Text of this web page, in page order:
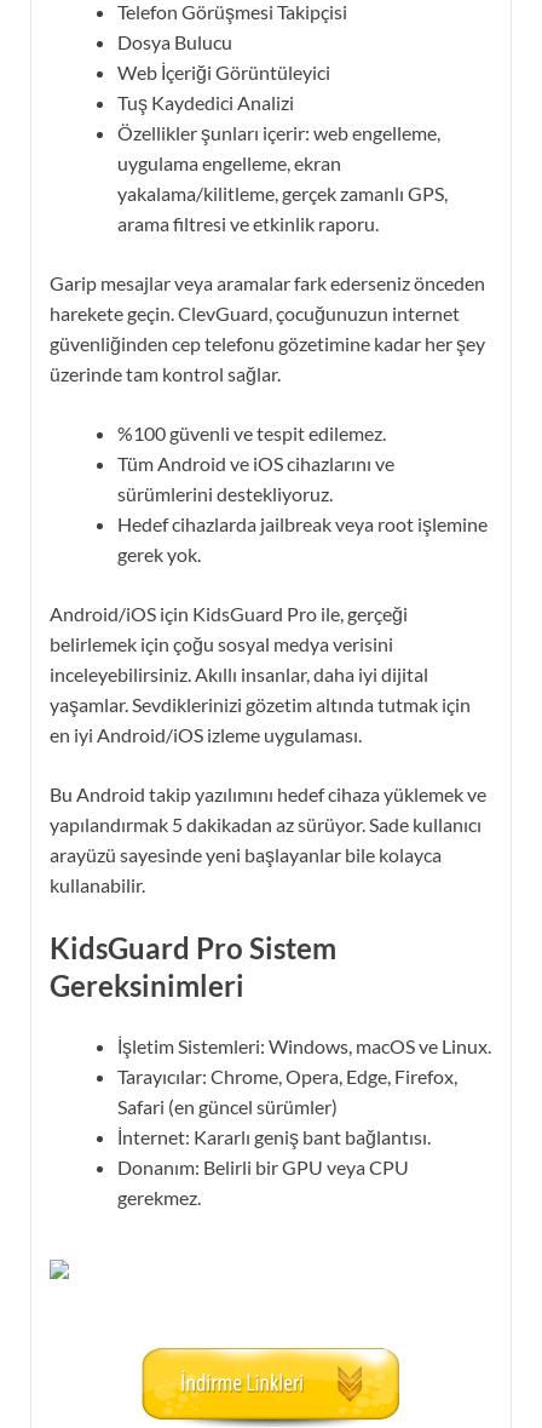
Telefon Görüşmesi Takipçisi
Dosya Bulucu
Web İçeriği Görüntüleyici
Tuş Kaydedici Analizi
Özellikler şunları içerir: web engelleme,
uygulama engelleme, ekran
yakalama/kilitleme, gerçek zamanlı GPS,
arama filtresi ve etkinlik raporu.
Garip mesajlar veya aramalar fark ederseniz önceden
harekete geçin. ClevGuard, çocuğunuzun internet
güvenliğinden cep telefonu gözetimine kadar her şey
üzerinde tam kontrol sağlar.
%100 güvenli ve tespit edilemez.
Tüm Android ve iOS cihazlarını ve
sürümlerini destekliyoruz.
Hedef cihazlarda jailbreak veya root işlemine
gerek yok.
Android/iOS için KidsGuard Pro ile, gerçeği
belirlemek için çoğu sosyal medya verisini
inceleyebilirsiniz. Akıllı insanlar, daha iyi dijital
yaşamlar. Sevdiklerinizi gözetim altında tutmak için
en iyi Android/iOS izleme uygulaması.
Bu Android takip yazılımını hedef cihaza yüklemek ve
yapılandırmak 5 dakikadan az sürüyor. Sade kullanıcı
arayüzü sayesinde yeni başlayanlar bile kolayca
kullanabilir.
KidsGuard Pro Sistem
Gereksinimleri
İşletim Sistemleri: Windows, macOS ve Linux.
Tarayıcılar: Chrome, Opera, Edge, Firefox,
Safari (en güncel sürümler)
İnternet: Kararlı geniş bant bağlantısı.
Donanım: Belirli bir GPU veya CPU
gerekmez.